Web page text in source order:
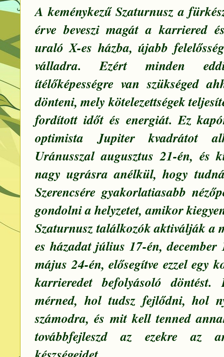
A keménykezű Szaturnusz a
érve beveszi magát a karriered
uraló X-es házba, újabb
válladra. Ezért minden
ítélőképességre van szükséged
dönteni, mely kötelezettségek
fordított időt és energiát. Ez
optimista Jupiter kvadrátot
Uránusszal augusztus 21-én, és
nagy ugrásra anélkül, hogy
Szerencsére gyakorlatiasabb
gondolni a helyzetet, amikor
Szaturnusz találkozók aktiválják a
es házadat július 17-én, december
május 24-én, elősegítve ezzel egy
karrieredet befolyásoló
mérned, hol tudsz fejlődni, hol
számodra, és mit kell tenned
továbbfejleszd az ezekre az